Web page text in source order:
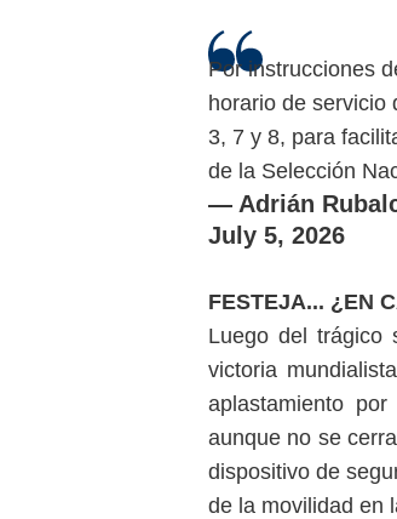
Por instrucciones
horario de servicio
3, 7 y 8, para
de la Selección
— Adrián
July 5, 2026
FESTEJA... ¿EN
Luego del trágico
victoria
aplastamiento
aunque no se
dispositivo de
de la movilidad en